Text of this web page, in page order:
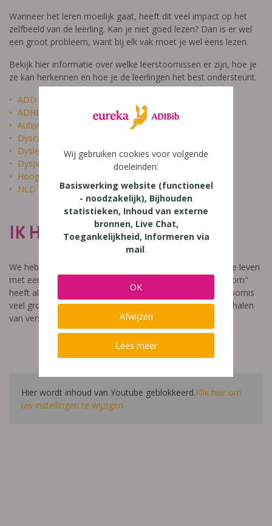
Wanneer het leren moeilijk gaat, heeft dit veel impact op het
zelfbeeld van de leerling. Kan je niet goed lezen? Dan is er wel
een groot probleem, want bij elk vak moet je wel eens lezen.
Bekijk hier informatie over welke leerstoornissen er zijn, hoe je
ze kan herkennen en hoe je de leerlingen het best ondersteunt.
ADD
ADHD
Autisme
Dyscalculie
Dyslexie
Dyspraxie
Hoogbegaafdheid
NLD
IK HEET NIET DOM
We hebben een video gemaakt die toont hoe het is om te leven
met een leerstoornis. De film met als titel: "Ik heet niet dom"
heeft als doel aan te tonen dat de impact van een leerstoornis
veel groter is dan enkel wat je ziet in de klas. Je hoort verhalen
van verschillende leerlingen en ouders.
Hier wordt inhoud van Youtube geblokkeerd.Klik hier om
uw instellingen te wijzigen
Wij gebruiken cookies voor volgende
doeleinden:
Basiswerking website (functioneel
- noodzakelijk), Bijhouden
statistieken, Inhoud van externe
bronnen, Live Chat,
Toegankelijkheid, Informeren via
mail.
OK
Afwijzen
Lees meer